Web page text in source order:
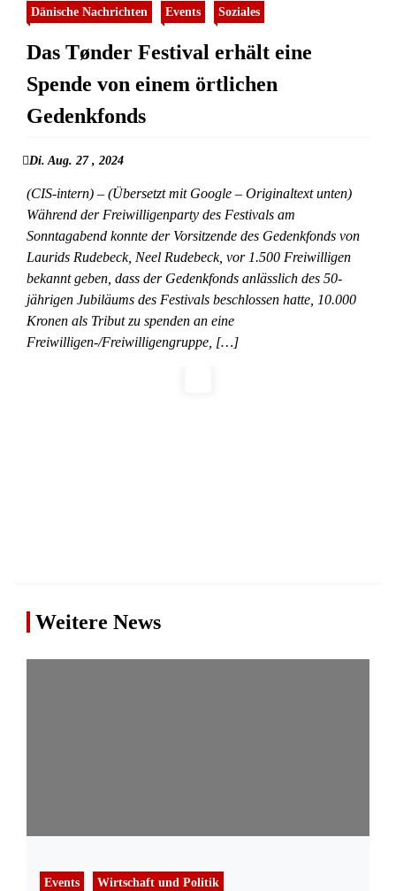
Dänische Nachrichten Events Soziales
Das Tønder Festival erhält eine
Spende von einem örtlichen
Gedenkfonds
Di. Aug. 27 , 2024
(CIS-intern) – (Übersetzt mit Google – Originaltext unten)
Während der Freiwilligenparty des Festivals am
Sonntagabend konnte der Vorsitzende des Gedenkfonds von
Laurids Rudebeck, Neel Rudebeck, vor 1.500 Freiwilligen
bekannt geben, dass der Gedenkfonds anlässlich des 50-
jährigen Jubiläums des Festivals beschlossen hatte, 10.000
Kronen als Tribut zu spenden an eine
Freiwilligen-/Freiwilligengruppe, […]
Weitere News
Events Wirtschaft und Politik